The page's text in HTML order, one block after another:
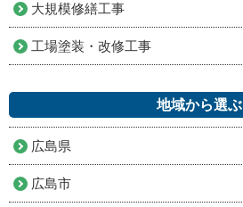
大規模修繕工事
工場塗装・改修工事
地域から選ぶ
広島県
広島市